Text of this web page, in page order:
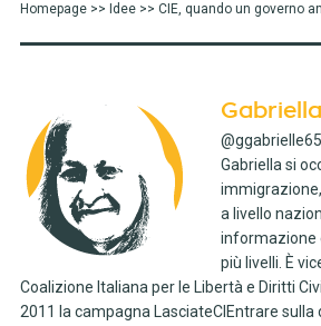
Homepage>> Idee>> CIE, quando un governo
Gabriella si
a livello
informazione
più livelli. È
Coalizione Italiana per le Libertà e Diritti
2011 la campagna LasciateCIEntrare sulla